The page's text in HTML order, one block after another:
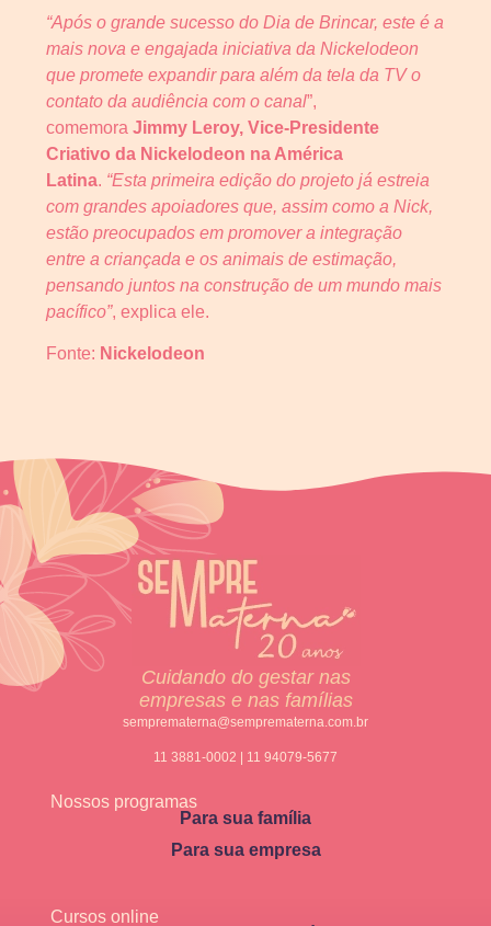
“Após o grande sucesso do Dia de Brincar, este é a
mais nova e engajada iniciativa da Nickelodeon
que promete expandir para além da tela da TV o
contato da audiência com o canal”,
comemora Jimmy Leroy, Vice-Presidente
Criativo da Nickelodeon na América
Latina. “Esta primeira edição do projeto já estreia
com grandes apoiadores que, assim como a Nick,
estão preocupados em promover a integração
entre a criançada e os animais de estimação,
pensando juntos na construção de um mundo mais
pacífico”, explica ele.
Fonte: Nickelodeon
Cuidando do gestar nas
empresas e nas famílias
semprematerna@semprematerna.com.br
11 3881-0002 | 11 94079-5677
Nossos programas
Para sua família
Para sua empresa
Cursos online